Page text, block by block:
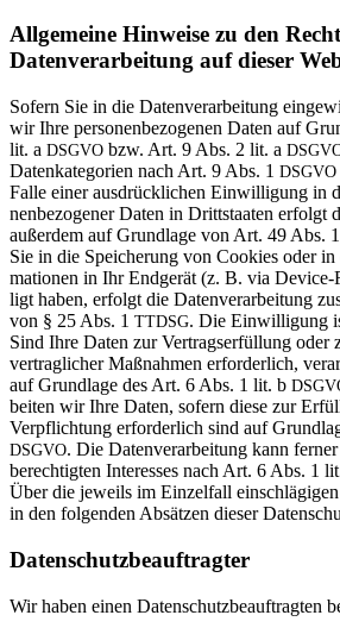
All­ge­meine Hin­weise zu den
Daten­ver­ar­bei­tung auf dieser
Sofern Sie in die Daten­ver­ar­bei­tung
wir Ihre per­so­nen­be­zo­genen Daten auf
lit. a DSGVO bzw. Art. 9 Abs. 2 lit. a
Daten­ka­te­go­rien nach Art. 9 Abs. 1 DSGVO
Falle einer aus­drück­li­chen Ein­wil­li­gung in
nen­be­zo­gener Daten in Dritt­staaten erfolgt
außerdem auf Grund­lage von Art. 49 Abs.
Sie in die Spei­che­rung von Coo­kies oder
ma­tionen in Ihr End­gerät (z. B. via
ligt haben, erfolgt die Daten­ver­ar­bei­tung
von § 25 Abs. 1 TTDSG. Die Ein­wil­li­gung
Sind Ihre Daten zur Ver­trags­er­fül­lung
ver­trag­li­cher Maß­nahmen erfor­der­lich,
auf Grund­lage des Art. 6 Abs. 1 lit. b
beiten wir Ihre Daten, sofern diese zur
Ver­pflich­tung erfor­der­lich sind auf
DSGVO. Die Daten­ver­ar­bei­tung kann
berech­tigten Inter­esses nach Art. 6 Abs. 1
Über die jeweils im Ein­zel­fall
in den fol­genden Absätzen dieser
Datenschutz­beauftragter
Wir haben einen Daten­schutz­be­auf­tragten